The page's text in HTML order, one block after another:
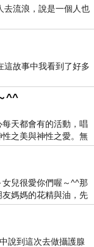
去流浪，說是一個人也
這故事中我看到了好多
^^
天都會有的活動，唱
之美與神性之愛。無
兒很愛你們喔～^^那
媽媽的花精與油，先
說到這次去做攝護腺